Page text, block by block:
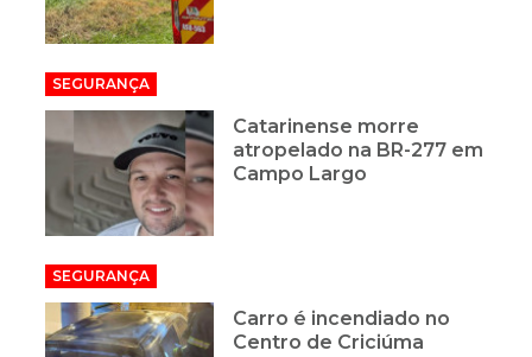
SEGURANÇA
Catarinense morre
atropelado na BR-277 em
Campo Largo
SEGURANÇA
Carro é incendiado no
Centro de Criciúma